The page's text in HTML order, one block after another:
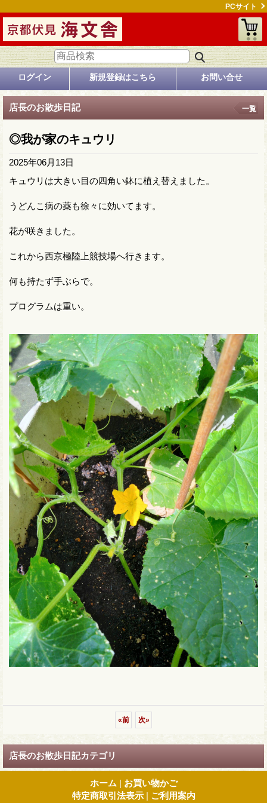
PCサイト
ログイン 新規登録はこちら お問い合せ
店長のお散歩日記 一覧
◎我が家のキュウリ
2025年06月13日
キュウリは大きい目の四角い鉢に植え替えました。
うどんこ病の薬も徐々に効いてます。
花が咲きました。
これから西京極陸上競技場へ行きます。
何も持たず手ぶらで。
プログラムは重い。
«前 次»
店長のお散歩日記カテゴリ
ホーム | お買い物かご
特定商取引法表示 | ご利用案内